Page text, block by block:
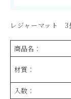
レジャーマット 3
商品名：
材質：
入数：